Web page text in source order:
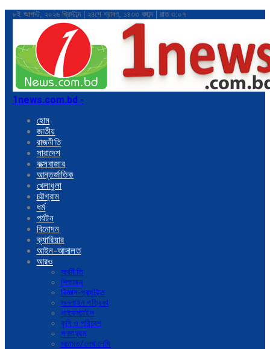
৮ই আগস্ট, ২০২৬ খ্রিস্টাব্দ | ২৪শে শ্রাবণ, ১৪৩৩ বঙ্গাব্দ | রাত ৩:০৭
1news.com.bd -
হোম
জাতীয়
রাজনীতি
সারাদেশ
কক্সবাজার
আন্তর্জাতিক
খেলাধুলা
চট্টগ্রাম
ধর্ম
পর্যটন
বিনোদন
ক্যারিয়ার
আইন-আদালত
আরও
অর্থনীতি
শিক্ষাঙ্গন
বিজ্ঞান-প্রযুক্তি
অনলাইন পত্রিকা
লাইফস্টাইল
কৃষি ও পরিবেশ
গণমাধ্যম
মতামত/লেখালেখি